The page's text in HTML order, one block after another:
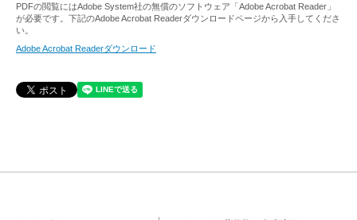
PDFの閲覧にはAdobe System社の無償のソフトウェア「Adobe Acrobat Reader」
が必要です。下記のAdobe Acrobat Readerダウンロードページから入手してくださ
い。
Adobe Acrobat Readerダウンロード